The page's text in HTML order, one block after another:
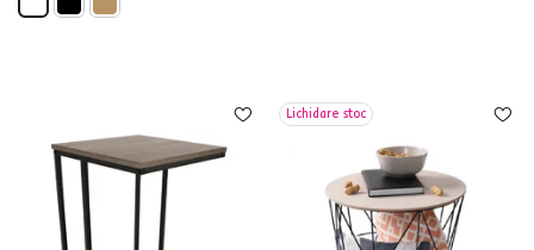
Lichidare stoc